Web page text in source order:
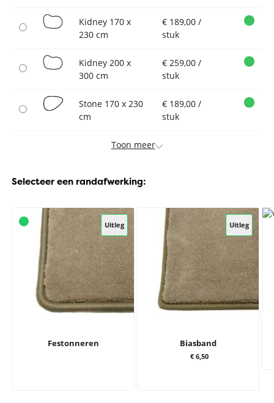
Kidney 170 x
230 cm
€ 189,00 /
stuk
Kidney 200 x
300 cm
€ 259,00 /
stuk
Stone 170 x 230
cm
€ 189,00 /
stuk
Toon meer
Selecteer een randafwerking:
Uitleg
Festonneren
Uitleg
Biasband
€ 6,50